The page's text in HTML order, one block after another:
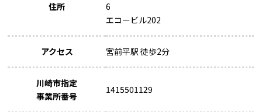
住所
6
エコービル202
アクセス 宮前平駅 徒歩2分
川崎市指定
事業所番号
1415501129